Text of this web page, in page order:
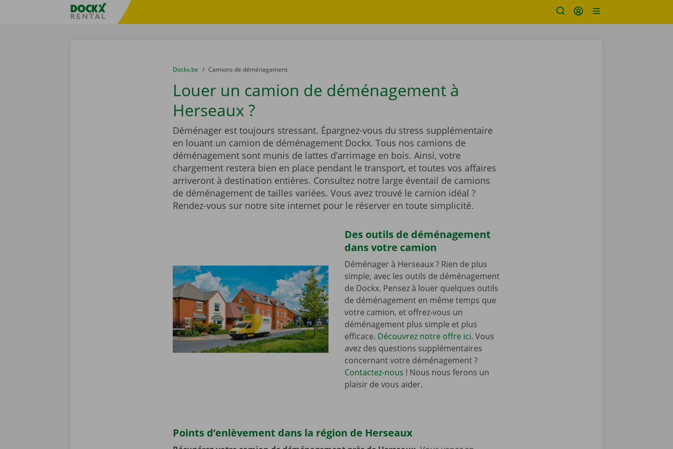
sitename
You are here:
du
Dockx.be to
Camions de déménagement
Louer un camion de déménagement à
Herseaux ?
Déménager est toujours stressant. Épargnez-vous du stress supplémentaire
en louant un camion de déménagement Dockx. Tous nos camions de
déménagement sont munis de lattes d’arrimage en bois. Ainsi, votre
chargement restera bien en place pendant le transport, et toutes vos affaires
arriveront à destination entières. Consultez notre large éventail de camions
de déménagement de tailles variées. Vous avez trouvé le camion idéal ?
Rendez-vous sur notre site internet pour le réserver en toute simplicité.
Des outils de déménagement
dans votre camion
Déménager à Herseaux ? Rien de plus
simple, avec les outils de déménagement
de Dockx. Pensez à louer quelques outils
de déménagement en même temps que
votre camion, et offrez-vous un
déménagement plus simple et plus
efficace. Découvrez notre offre ici. Vous
avez des questions supplémentaires
concernant votre déménagement ?
Contactez-nous ! Nous nous ferons un
plaisir de vous aider.
Points d’enlèvement dans la région de Herseaux